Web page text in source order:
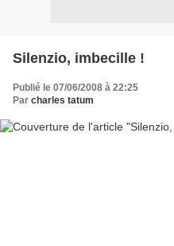
Silenzio, imbecille !
Publié le 07/06/2008 à 22:25
Par charles tatum